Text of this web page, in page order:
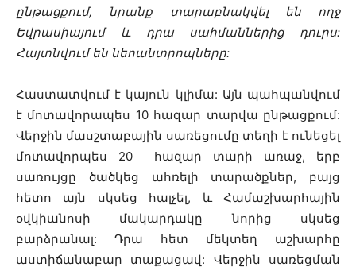
ընթացքում, նրանք տարաբնակվել են ողջ
Եվրասիայում և դրա սահմաններից դուրս:
Հայտնվում են նեոանտրոպները:
Հաստատվում է կայուն կլիմա: Այն պահպանվում
է մոտավորապես 10 հազար տարվա ընթացքում:
Վերջին մասշտաբային սառեցումը տեղի է ունեցել
մոտավորպես 20 հազար տարի առաջ, երբ
սառույցը ծածկեց ահռելի տարածքներ, բայց
հետո այն սկսեց հալչել, և Համաշխարհային
օվկիանոսի մակարդակը նորից սկսեց
բարձրանալ: Դրա հետ մեկտեղ աշխարհը
աստիճանաբար տաքացավ: Վերջին սառեցման